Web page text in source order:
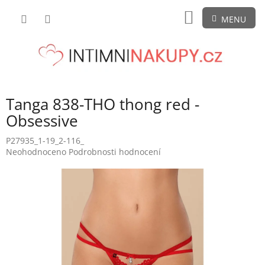
NÁKUPNÍ
KOŠÍK
Tanga 838-THO thong red -
Obsessive
P27935_1-19_2-116_
Průměrné
Neohodnoceno Podrobnosti hodnocení